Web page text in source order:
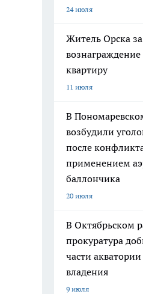
24 июля
Житель Орска
квартиру
11 июля
В
возбудили
после
применением
баллончика
20 июля
В Октябрьском
прокуратура
части
владения
9 июля